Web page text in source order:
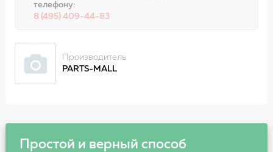
телефону:
8 (495) 409-44-83
Производитель
PARTS-MALL
Простой и верный способ